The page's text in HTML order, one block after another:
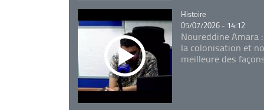
Catégorie
Histoire
05/07/2026 - 14:12
Noureddine Amara
la colonisation et
meilleure des